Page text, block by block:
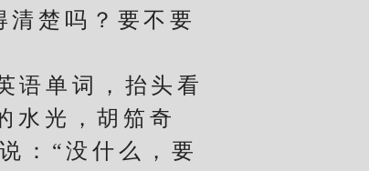
楚吗？要不要
单词，抬头看
水光，胡笳奇
：“没什么，要